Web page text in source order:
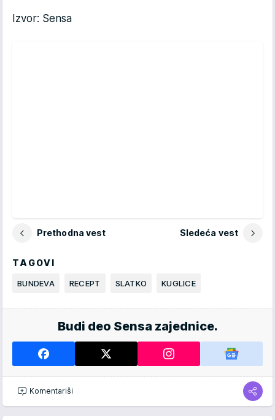
Izvor: Sensa
Prethodna vest Sledeća vest
TAGOVI
BUNDEVA RECEPT SLATKO KUGLICE
Budi deo Sensa zajednice.
Komentariši